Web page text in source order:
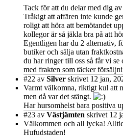
Tack för att du delar med dig
Tråkigt att affären inte kunde
roligt att höra att bemötandet
kollegor är så jäkla bra på att
Egentligen har du 2 alternativ,
butiker och sälja utan
du har ringer till oss så får vi
med frakten som täcker
#22 av Silver skrivet 12 jan,
Varmt välkomna, riktigt kul att
men då var det stängt.
Har hursomhelst bara positiva
#23 av Västjämten skrivet 12
Välkommen och all lycka!
Hufudstaden!